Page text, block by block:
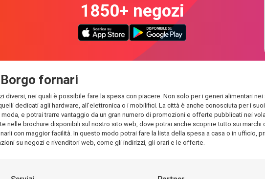
1850+ negozi
fornari
diversi, nei quali è possibile fare la spesa con piacere. Non solo per i generi alimentari
dedicati agli hardware, all'elettronica o i mobilifici. La città è anche conosciuta per i
e potrai trarre vantaggio da un gran numero di promozioni e offerte pubblicati nei
nelle brochure disponibili sul nostro sito web, dove potrai anche scoprire tutto sui
con maggior facilità. In questo modo potrai fare la lista della spesa a casa o in ufficio,
su negozi e rivenditori web, come gli indirizzi, gli orari e le offerte.